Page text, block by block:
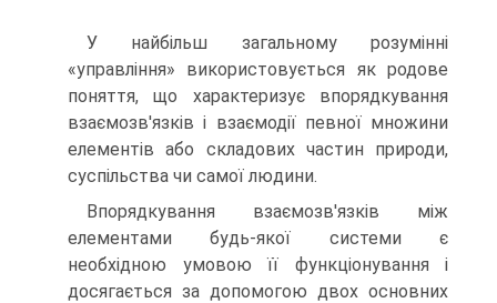
У найбільш загальному розумінні
«управління» використовується як родове
поняття, що характеризує впорядкування
взаємозв'язків і взаємодії певної множини
елементів або складових частин природи,
суспільства чи самої людини.
Впорядкування взаємозв'язків між
елементами будь-якої системи є
необхідною умовою її функціонування і
досягається за допомогою двох основних